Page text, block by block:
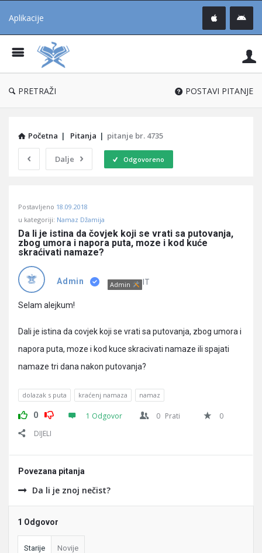
Aplikacije
®
PRETRAŽI POSTAVI PITANJE
Početna | Pitanja | pitanje br. 4735
Dalje Odgovoreno
Učene
Latest
Pitanja
Postavljeno 18.09.2018
u kategoriji: Namaz Džamija
Da li je istina da čovjek koji se vrati sa putovanja,
zbog umora i napora puta, moze i kod kuće
skraćivati namaze?
Admin Admin IT
Selam alejkum!
Dali je istina da covjek koji se vrati sa putovanja, zbog umora i
napora puta, moze i kod kuce skracivati namaze ili spajati
namaze tri dana nakon putovanja?
dolazak s puta kraćenj namaza namaz
0 1 Odgovor 0 Prati
0
DIJELI
Povezana pitanja
Da li je znoj nečist?
1 Odgovor
Starije Novije